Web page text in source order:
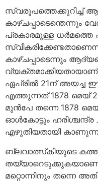
സ്വരൂപത്തെക്കുറിച്ച്
കാഴ്ചപ്പാടെന്തെന്നും
പ്രകാരമുള്ള
കാഴ്ചപ്പാടെന്നും
ഏപ്രില്‍ 21ന് അയച്ച
എത്തുന്നത് 1878 മെയ്
മുന്‍പേ തന്നെ 1878
ഓള്‍കോട്ടും
എഴുതിയതായി
ബ്ലവാത്സ്‌കിയുടെ
മറ്റൊന്നിനും തന്നെ